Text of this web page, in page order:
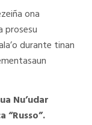
ona
prosesu
durante tinan
Nu’udar
“Russo”.